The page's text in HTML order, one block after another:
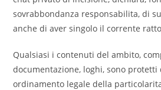
sovrabbondanza responsabilita, di
anche di aver singolo il corrente
Qualsiasi i contenuti del ambito,
documentazione, loghi, sono
ordinamento legale della